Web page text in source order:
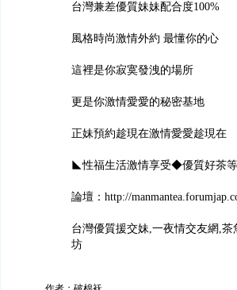
台灣兼差優質妹妹配合度100%
風格時尚激情外約 最懂你的心
這裡是你寂寞發洩的場所
更是你激情愛愛的秘密基地
正妹預約趁現在激情愛愛趁現在
◣性福生活激情享受◆優質好茶
論壇：http://
台灣優質援交妹,一夜情交友網,
坊